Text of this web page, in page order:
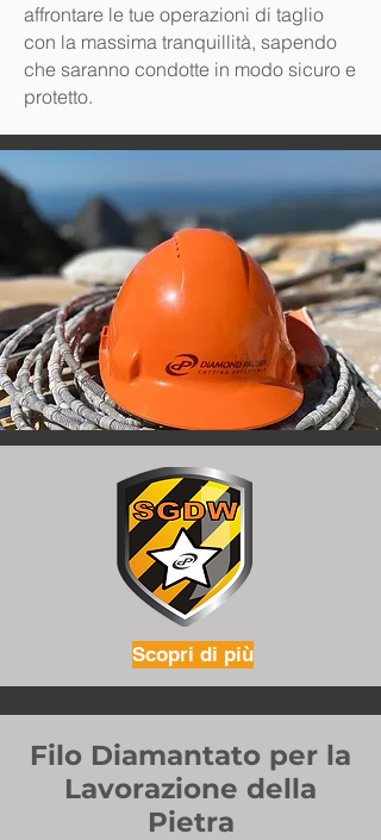
affrontare le tue operazioni di taglio
con la massima tranquillità, sapendo
che saranno condotte in modo sicuro e
protetto.
Scopri di più
Filo Diamantato per la
Lavorazione della
Pietra